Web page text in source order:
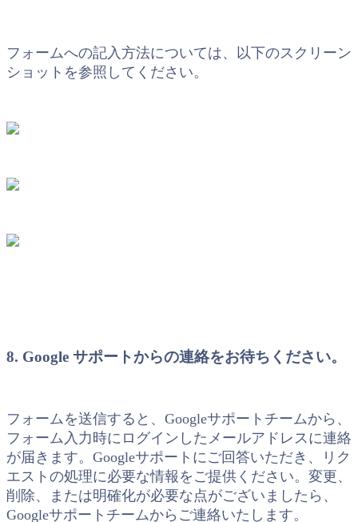
フォームへの記入方法については、以下のスクリーン
ショットを参照してください。
8. Google サポートからの連絡をお待ちください。
フォームを送信すると、Googleサポートチームから、
フォーム入力時にログインしたメールアドレスに連絡
が届きます。Googleサポートにご回答いただき、リク
エストの処理に必要な情報をご提供ください。変更、
削除、または明確化が必要な点がございましたら、
Googleサポートチームからご連絡いたします。